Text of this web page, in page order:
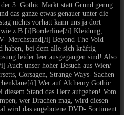
3. Gothic Markt statt.Grund genug
das ganze etwas genauer unter die
nichts vorhatt kann uns ja dort
wie z.B.[i]Borderline[/i] Kleidung,
Merchstand[/i] Beyond The Void
haben, bei dem alle sich kräftig
leider leer ausgegangen sind! Also
unser hoher Besuch aus Wien/
Corsagen, Strange Ways- Sachen
i] Wer auf Alchemy Gothic
Stand das Herz aufgehen! Vom
wer Drachen mag, wird diesen
wird das angebotene DVD- Sortiment